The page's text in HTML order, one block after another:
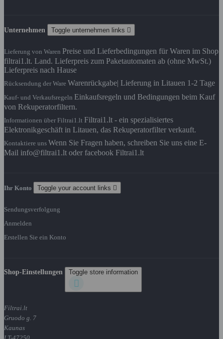
Unternehmen Toggle unternehmen links 
Lieferung von Waren Preise und Lieferbedingungen für Waren im Shop
filtrai1.lt. Land. Lieferpreis zum Paketautomaten ab (ohne MwSt.)
Lieferpreis nach Hause
Rücksendung der Ware Warenrückgabe| Lieferung in Litauen 1-2 Tage
Kauf- und Verkaufsregeln Einkaufsregeln und Bedingungen beim Kauf
von Rekuperatorfiltern.
Informationen über Filtrai1.lt Filtrai1.lt - ein spezialisiertes
Elektronikgeschäft in Litauen, das Rekuperatorfilter verkauft.
Kontaktiere uns Wenn Sie Fragen haben, schreiben Sie uns eine E-
Mail info@filtrai1.lt oder facebook Filtrai1.lt
Ihr Konto Toggle your account links 
Sendungsverfolgung
Anmelden
Erstellen Sie ein Konto
Shop-Einstellungen Toggle store information

Filtrai.lt
Gruodo g. 7
Kaunas